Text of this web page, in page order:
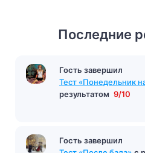
Последние
Гость завершил
Тест «Маленький
Гость завершил
Тест «Понедельник